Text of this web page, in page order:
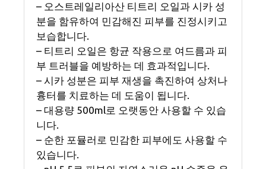
– 오스트레일리아산 티트리 오일과 시카 성
분을 함유하여 민감해진 피부를 진정시키고
보습합니다.
– 티트리 오일은 항균 작용으로 여드름과 피
부 트러블을 예방하는 데 효과적입니다.
– 시카 성분은 피부 재생을 촉진하여 상처나
흉터를 치료하는 데 도움이 됩니다.
– 대용량 500ml로 오랫동안 사용할 수 있습
니다.
– 순한 포뮬러로 민감한 피부에도 사용할 수
있습니다.